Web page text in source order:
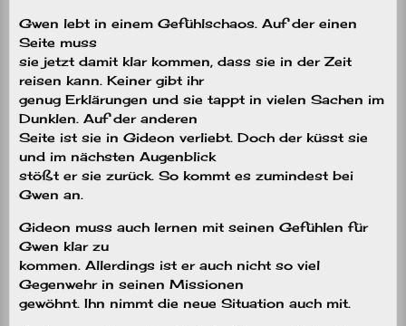
Gwen lebt in einem Gefühlschaos. Auf der einen
Seite muss
sie jetzt damit klar kommen, dass sie in der Zeit
reisen kann. Keiner gibt ihr
genug Erklärungen und sie tappt in vielen Sachen im
Dunklen. Auf der anderen
Seite ist sie in Gideon verliebt. Doch der küsst sie
und im nächsten Augenblick
stößt er sie zurück. So kommt es zumindest bei
Gwen an.
Gideon muss auch lernen mit seinen Gefühlen für
Gwen klar zu
kommen. Allerdings ist er auch nicht so viel
Gegenwehr in seinen Missionen
gewöhnt. Ihn nimmt die neue Situation auch mit.